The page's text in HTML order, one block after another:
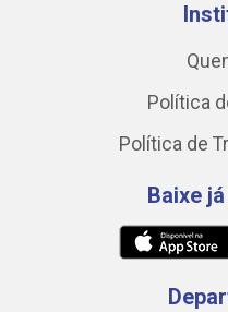
Política
Política de
Baixe